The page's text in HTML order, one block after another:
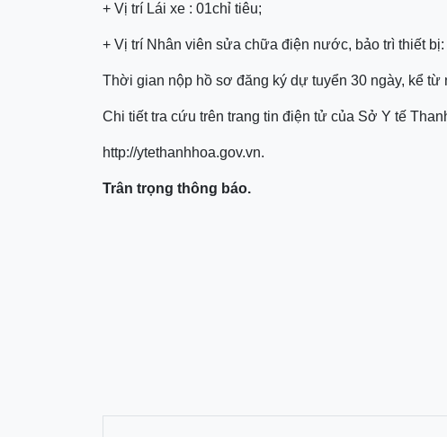
+ Vị trí Lái xe : 01chỉ tiêu;
+ Vị trí Nhân viên sửa chữa điện nước, bảo trì thiết bị:
Thời gian nộp hồ sơ đăng ký dự tuyển 30 ngày, kể từ
Chi tiết tra cứu trên trang tin điện tử của Sở Y tế
http://ytethanhhoa.gov.vn.
Trân trọng thông báo.